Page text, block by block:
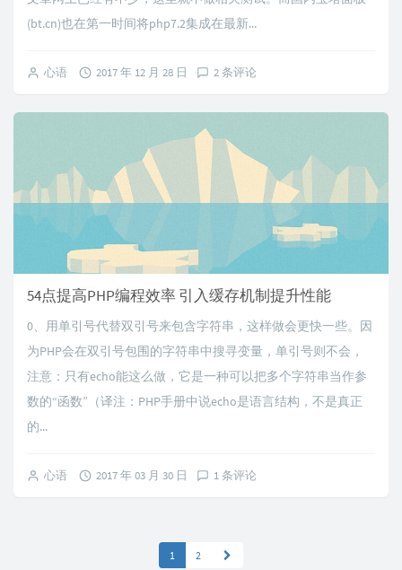
(bt.cn)也在第一时间将php7.2集成在最新...
心语 2017 年 12 月 28 日 2 条评论
54点提高PHP编程效率 引入缓存机制提升性能
0、用单引号代替双引号来包含字符串，这样做会更快一些。因
为PHP会在双引号包围的字符串中搜寻变量，单引号则不会，
注意：只有echo能这么做，它是一种可以把多个字符串当作参
数的“函数”（译注：PHP手册中说echo是语言结构，不是真正
的...
心语 2017 年 03 月 30 日 1 条评论
1 2